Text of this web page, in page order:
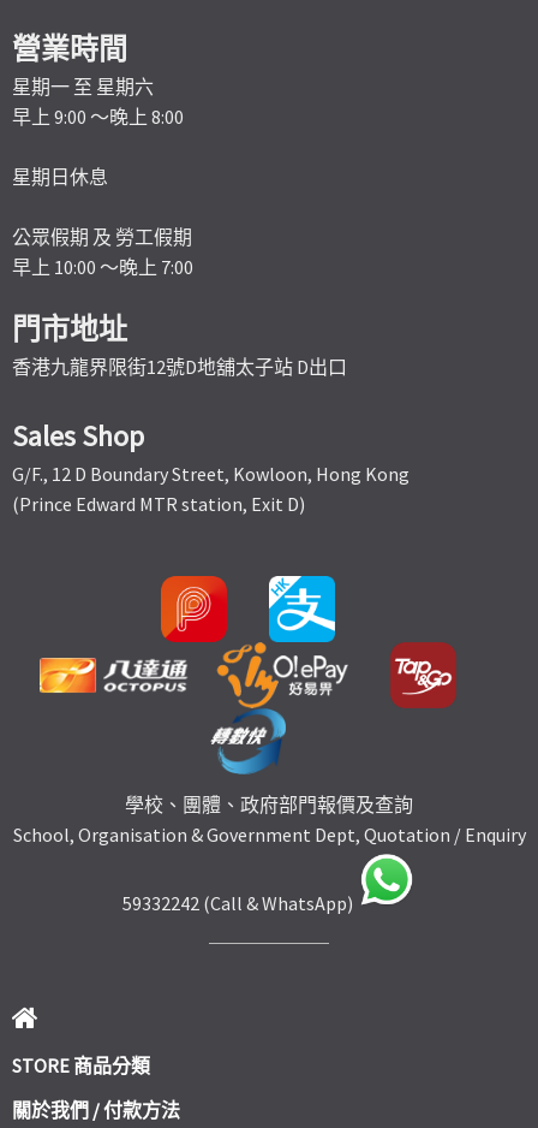
營業時間
星期一 至 星期六
早上 9:00 ～晚上 8:00
星期日休息
公眾假期 及 勞工假期
早上 10:00 ～晚上 7:00
門市地址
香港九龍界限街12號D地舖太子站 D出口
Sales Shop
G/F., 12 D Boundary Street, Kowloon, Hong Kong
(Prince Edward MTR station, Exit D)
學校、團體、政府部門報價及查詢
School, Organisation & Government Dept, Quotation / Enquiry
59332242 (Call & WhatsApp)
STORE 商品分類
關於我們 / 付款方法